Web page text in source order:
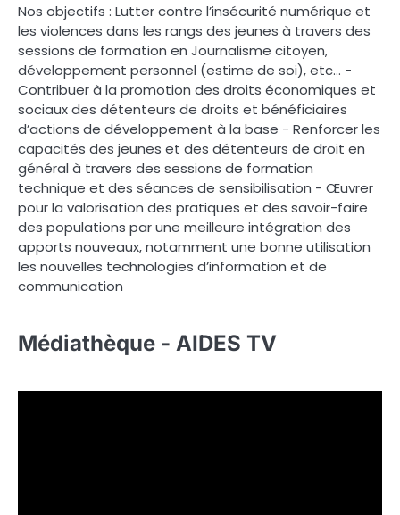
Nos objectifs : Lutter contre l’insécurité numérique et
les violences dans les rangs des jeunes à travers des
sessions de formation en Journalisme citoyen,
développement personnel (estime de soi), etc… -
Contribuer à la promotion des droits économiques et
sociaux des détenteurs de droits et bénéficiaires
d’actions de développement à la base - Renforcer les
capacités des jeunes et des détenteurs de droit en
général à travers des sessions de formation
technique et des séances de sensibilisation - Œuvrer
pour la valorisation des pratiques et des savoir-faire
des populations par une meilleure intégration des
apports nouveaux, notamment une bonne utilisation
les nouvelles technologies d’information et de
communication
Médiathèque - AIDES TV